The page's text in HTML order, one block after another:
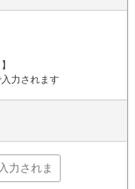
】
力されます